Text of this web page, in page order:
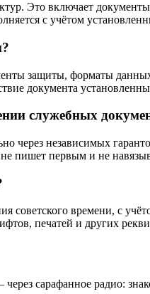
Это включает
с учётом
защиты, форматы
документа
служебных
независимых
пишет первым и не
времени, с
печатей и других
сарафанное радио: